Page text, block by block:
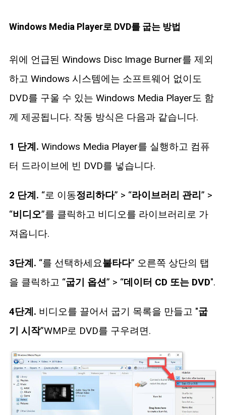
Windows Media Player로 DVD를 굽는 방법
위에 언급된 Windows Disc Image Burner를 제외
하고 Windows 시스템에는 소프트웨어 없이도
DVD를 구울 수 있는 Windows Media Player도 함
께 제공됩니다. 작동 방식은 다음과 같습니다.
1 단계. Windows Media Player를 실행하고 컴퓨
터 드라이브에 빈 DVD를 넣습니다.
2 단계. “로 이동정리하다” > “라이브러리 관리 ” >
“비디오”를 클릭하고 비디오를 라이브러리로 가
져옵니다.
3단계. “를 선택하세요불타다” 오른쪽 상단의 탭
을 클릭하고 “굽기 옵션” > “데이터 CD 또는 DVD".
4단계. 비디오를 끌어서 굽기 목록을 만들고 "굽
기 시작”WMP로 DVD를 구우려면.